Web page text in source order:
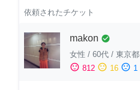
依頼されたチケット
makon check_circle
女性 / 60代 / 東京都
sentiment_satisfied 812 sentiment_neutral 16 sentiment_dissatisfied 1